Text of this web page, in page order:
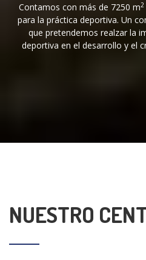
Contamos con más de 7250 m2
para la práctica deportiva. Un
que pretendemos realzar la
deportiva en el desarrollo y el
NUESTRO